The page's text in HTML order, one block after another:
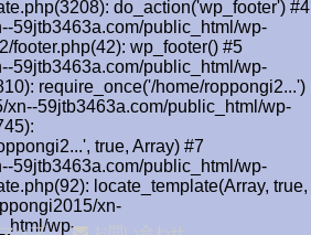
ップ
do_action('wp_footer') #4
59jtb3463a.com/public_html/wp-
footer.php(42): wp_footer() #5
59jtb3463a.com/public_html/wp-
require_once('/home/roppongi2...')
xn--59jtb3463a.com/public_html/wp-
true, Array) #7
59jtb3463a.com/public_html/wp-
locate_template(Array, true,
xn-
wp-